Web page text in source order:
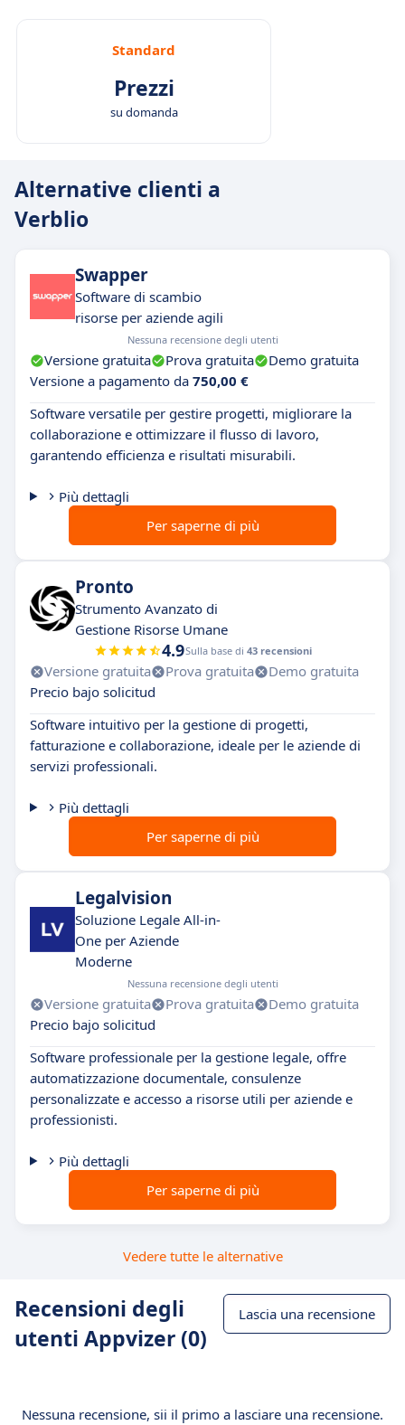
Standard
Prezzi
su domanda
Alternative clienti a
Verblio
Swapper
Software di scambio
risorse per aziende agili
Nessuna recensione degli utenti
Versione gratuita Prova gratuita
Demo gratuita
Versione a pagamento da 750,00 €
Software versatile per gestire progetti, migliorare la
collaborazione e ottimizzare il flusso di lavoro,
garantendo efficienza e risultati misurabili.
Più dettagli
Per saperne di più
Pronto
Strumento Avanzato di
Gestione Risorse Umane
4.9Sulla base di 43 recensioni
Versione gratuita Prova gratuita
Demo gratuita
Precio bajo solicitud
Software intuitivo per la gestione di progetti,
fatturazione e collaborazione, ideale per le aziende di
servizi professionali.
Più dettagli
Per saperne di più
Legalvision
Soluzione Legale All-in-
One per Aziende
Moderne
Nessuna recensione degli utenti
Versione gratuita Prova gratuita
Demo gratuita
Precio bajo solicitud
Software professionale per la gestione legale, offre
automatizzazione documentale, consulenze
personalizzate e accesso a risorse utili per aziende e
professionisti.
Più dettagli
Per saperne di più
Vedere tutte le alternative
Recensioni degli
utenti Appvizer (0)
Lascia una recensione
Nessuna recensione, sii il primo a lasciare una recensione.